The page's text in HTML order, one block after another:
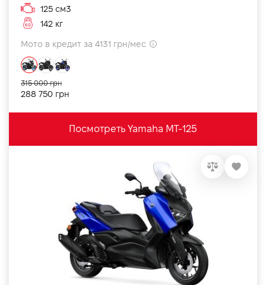
125 см3
142 кг
Мото в кредит за 4131 грн/мес
288 750 грн
315 000 грн
Посмотреть Yamaha MT-125